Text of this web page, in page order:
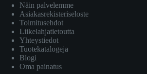
Näin palvelemme
Asiakasrekisteriseloste
Toimitusehdot
Liikelahjatietoutta
Yhteystiedot
Tuotekatalogeja
Blogi
Oma painatus